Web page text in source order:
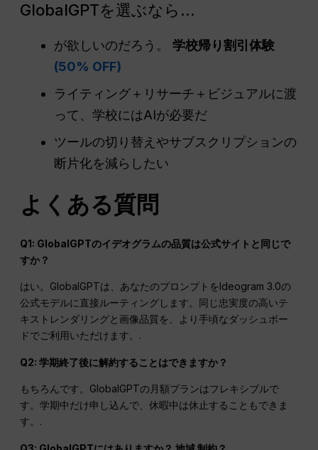
GlobalGPTを選ぶなら...
が欲しいのだろう。学校帰り割引体験
(50% OFF)
ライティング＋リサーチ＋ビジュアルに渡
って、学校にはAIが必要だ
ツールの切り替えやサブスクリプションの
断片化を減らしたい
よくある質問
Q1: GlobalGPTのイデオグラムの品質は公式サイトと同じで
すか？
はい。GlobalGPTは、あなたのプロンプトをIdeogram 3.0の
公式モデルに直接ルーティングします。同じ忠実度の高いテ
キストレンダリングと画像品質を、より手頃なダッシュボー
ドでご利用いただけます。.
Q2: 学期終了後に解約することはできますか？
もちろんです。GlobalGPTの月額プランはフレキシブルで
す。学期中だけ申し込んで、休暇中は休止することもできま
す。.